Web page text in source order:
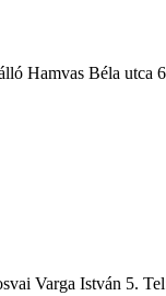
Hamvas Béla utca
Varga István 5.